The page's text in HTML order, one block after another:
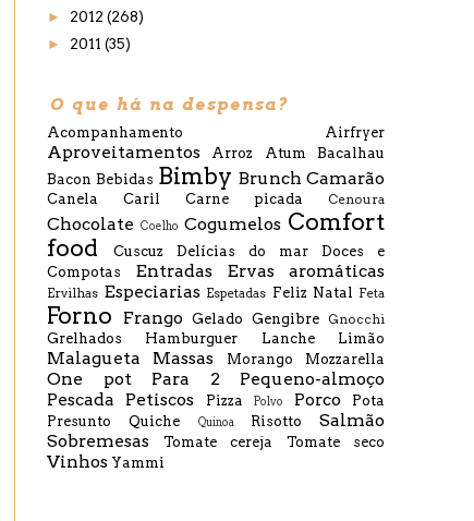
► 2012 (268)
► 2011 (35)
O que há na despensa?
Acompanhamento Airfryer
Aproveitamentos Arroz Atum
Bacalhau
Bacon Bebidas Bimby Brunch Camarão
Canela Caril Carne picada Cenoura
Chocolate Coelho Cogumelos Comfort
food
Cuscuz Delícias do mar
Doces e
Compotas
Entradas Ervas aromáticas
Ervilhas Especiarias Espetadas Feliz Natal Feta
Forno Frango Gelado Gengibre Gnocchi
Grelhados Hamburguer Lanche Limão
Malagueta Massas Morango Mozzarella
One pot Para 2
Pequeno-almoço
Pescada
Petiscos Pizza Polvo Porco
Pota
Presunto
Quiche Quinoa Risotto
Salmão
Sobremesas
Tomate cereja Tomate seco
Vinhos Yammi